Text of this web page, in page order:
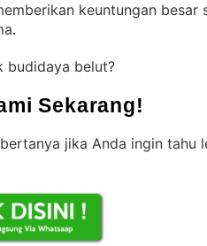
keuntungan besar
.
budidaya belut?
Sekarang!
jika Anda ingin tahu